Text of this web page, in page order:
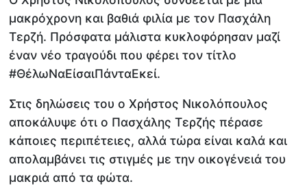
μακρόχρονη και βαθιά φιλία με τον Πασχάλη
Τερζή. Πρόσφατα μάλιστα κυκλοφόρησαν μαζί
έναν νέο τραγούδι που φέρει τον τίτλο
#ΘέλωΝαΕίσαιΠάνταΕκεί.
Στις δηλώσεις του ο Χρήστος Νικολόπουλος
αποκάλυψε ότι ο Πασχάλης Τερζής πέρασε
κάποιες περιπέτειες, αλλά τώρα είναι καλά και
απολαμβάνει τις στιγμές με την οικογένειά του
μακριά από τα φώτα.